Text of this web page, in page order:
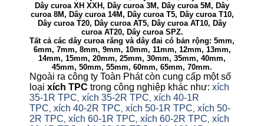
Dây curoa XH XXH, Dây curoa 3M, Dây curoa 5M, Dây
curoa 8M, Dây curoa 14M, Dây curoa T5, Dây curoa T10,
Dây curoa T20, Dây curoa AT5, Dây curoa AT10, Dây
curoa AT20, Dây curoa SPZ.
Tất cả các dây curoa răng và dây đai có bản rộng: 5mm,
6mm, 7mm, 8mm, 9mm, 10mm, 11mm, 12mm, 13mm,
14mm, 15mm, 20mm, 25mm, 30mm, 35mm, 40mm,
45mm, 50mm, 55mm, 60mm, 65mm, 70mm.
Ngoài ra công ty Toàn Phát còn cung cấp một số
loại xích TPC trong công nghiệp khác như: xích
35-1R TPC, xích 35-2R TPC, xích 40-1R
TPC, xích 40-2R TPC, xích 50-1R TPC, xích 50-
2R TPC, xích 60-1R TPC, xích 60-2R TPC, xích